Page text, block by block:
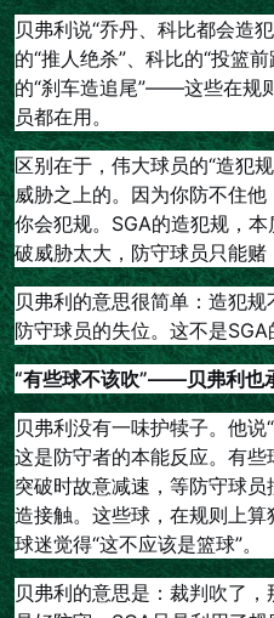
贝弗利说“乔丹、科比都会造
的“推人绝杀”、科比的“投篮
的“刹车造追尾”——这些在规
员都在用。
区别在于，伟大球员的“造犯
威胁之上的。因为你防不住他
你会犯规。SGA的造犯规，
破威胁太大，防守球员只能赌
贝弗利的意思很简单：造犯
防守球员的失位。这不是SGA
“有些球不该吹”——贝弗利也
贝弗利没有一味护犊子。他说
这是防守者的本能反应。有
突破时故意减速，等防守球
造接触。这些球，在规则上算
球迷觉得“这不应该是篮球”。
贝弗利的意思是：裁判吹了